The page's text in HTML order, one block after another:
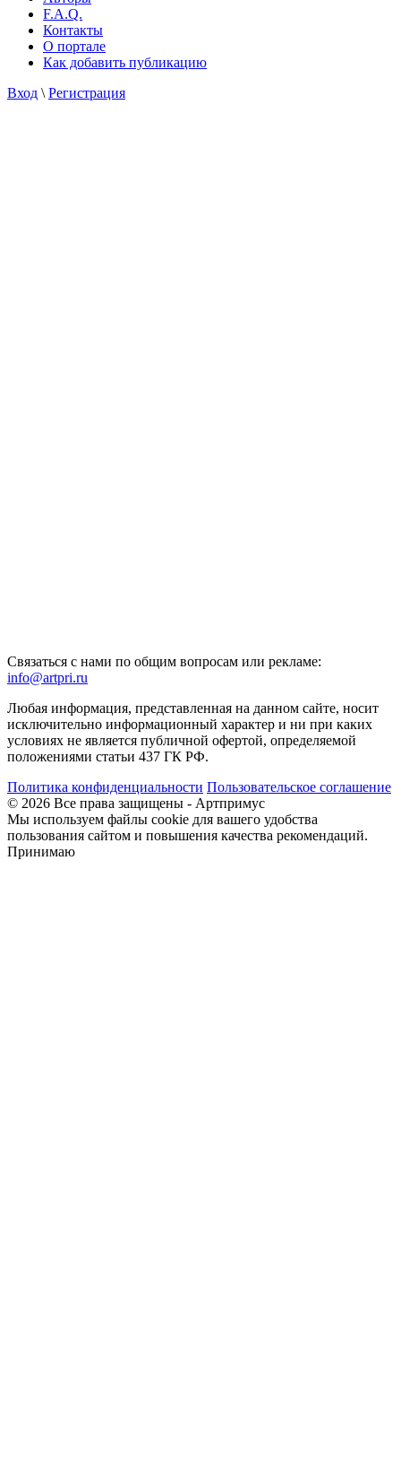
F.A.Q.
Контакты
О портале
Как добавить публикацию
Вход \ Регистрация
Связаться с нами по общим вопросам или рекламе:
info@artpri.ru
Любая информация, представленная на данном сайте, носит
исключительно информационный характер и ни при каких
условиях не является публичной офертой, определяемой
положениями статьи 437 ГК РФ.
Политика конфиденциальности Пользовательское соглашение
© 2026 Все права защищены - Артпримус
Мы используем файлы cookie для вашего удобства
пользования сайтом и повышения качества рекомендаций.
Принимаю